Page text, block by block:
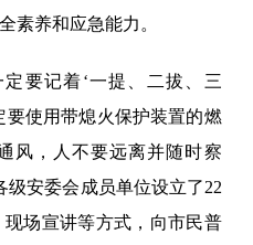
素养和应急能力。
要记着‘一提、二拔、三
要使用带熄火保护装置的燃
风，人不要远离并随时察
安委会成员单位设立了22
场宣讲等方式，向市民普